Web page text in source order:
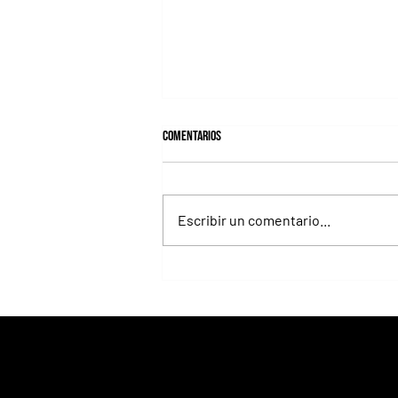
Comentarios
Escribir un comentario...